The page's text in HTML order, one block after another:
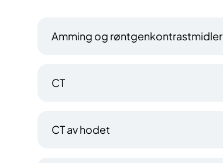
Amming og røntgenkontrastmidler
CT
CT av hodet